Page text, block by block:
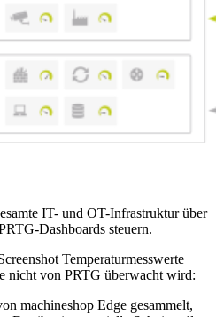
IT- und OT-Infrastruktur über
Dashboards steuern.
Temperaturmesswerte
nicht von PRTG überwacht wird:
machineshop Edge gesammelt,